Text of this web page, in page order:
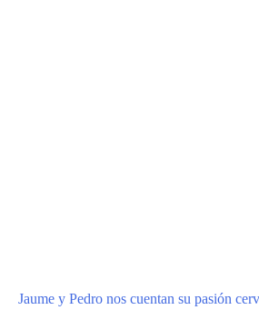
Jaume y Pedro nos cuentan su pasión